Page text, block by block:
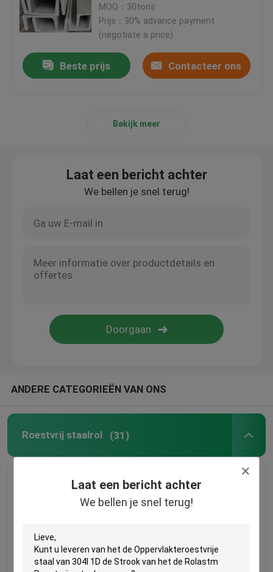
Laat een bericht achter
We bellen je snel terug!
Videos
geperst
MOQ：30tons
Prijs：30% advance payment
(negotiate a price)
Beste prijs Contacteer ons
Bekijk meer
Laat een bericht achter
We bellen je snel terug!
ANDERE CATEGORIEËN VAN ONS
Roestvrij staalrol (31)
van het de
De BEDELAARS